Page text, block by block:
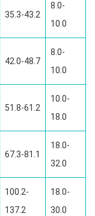
35.3-43.2
8.0-
10.0
42.0-48.7
8.0-
10.0
51.8-61.2
10.0-
18.0
67.3-81.1
18.0-
32.0
100.2-
137.2
18.0-
30.0